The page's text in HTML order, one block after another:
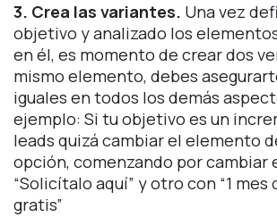
3. Crea las variantes. Una vez
objetivo y analizado los
en él, es momento de crear dos
mismo elemento, debes
iguales en todos los demás
ejemplo: Si tu objetivo es un
leads quizá cambiar el elemento
opción, comenzando por cambiar
“Solicítalo aquí” y otro con “1 mes
gratis”